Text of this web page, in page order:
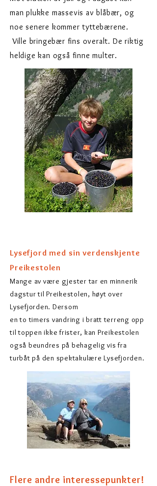
man plukke massevis av blåbær, og
noe senere kommer tyttebærene.
Ville bringebær fins overalt. De riktig
heldige kan også finne multer.
Lysefjord med sin verdenskjente
Preikestolen
Mange av være gjester tar en minnerik
dagstur til Preikestolen, høyt over
Lysefjorden. Dersom
en to timers vandring i bratt terreng opp
til toppen ikke frister, kan Preikestolen
også beundres på behagelig vis fra
turbåt på den spektakulære Lysefjorden.
Flere andre interessepunkter!